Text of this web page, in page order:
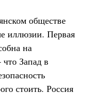
обществе
иллюзии. Первая
на
Запад в
стоить. Россия